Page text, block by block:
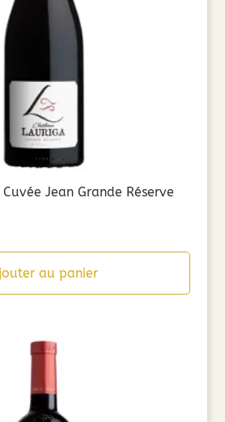
Jean Grande Réserve
au panier